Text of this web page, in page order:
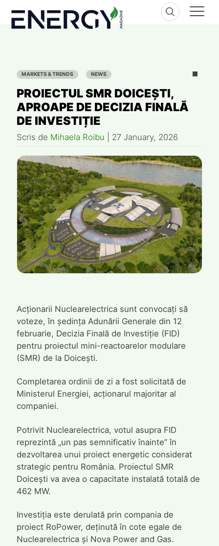
content
MARKETS & TRENDS NEWS
PROIECTUL SMR DOICEȘTI,
APROAPE DE DECIZIA FINALĂ
DE INVESTIȚIE
Scris de Mihaela Roibu 27 January, 2026
Acționarii Nuclearelectrica sunt convocați să
voteze, în ședința Adunării Generale din 12
februarie, Decizia Finală de Investiție (FID)
pentru proiectul mini-reactoarelor modulare
(SMR) de la Doicești.
Completarea ordinii de zi a fost solicitată de
Ministerul Energiei, acționarul majoritar al
companiei.
Potrivit Nuclearelectrica, votul asupra FID
reprezintă „un pas semnificativ înainte” în
dezvoltarea unui proiect energetic considerat
strategic pentru România. Proiectul SMR
Doicești va avea o capacitate instalată totală de
462 MW.
Investiția este derulată prin compania de
proiect RoPower, deținută în cote egale de
Nuclearelectrica și Nova Power and Gas.